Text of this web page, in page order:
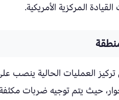
المركزية الأمريكية.
العمليات الحالية ينصب
حيث يتم توجيه ضربات